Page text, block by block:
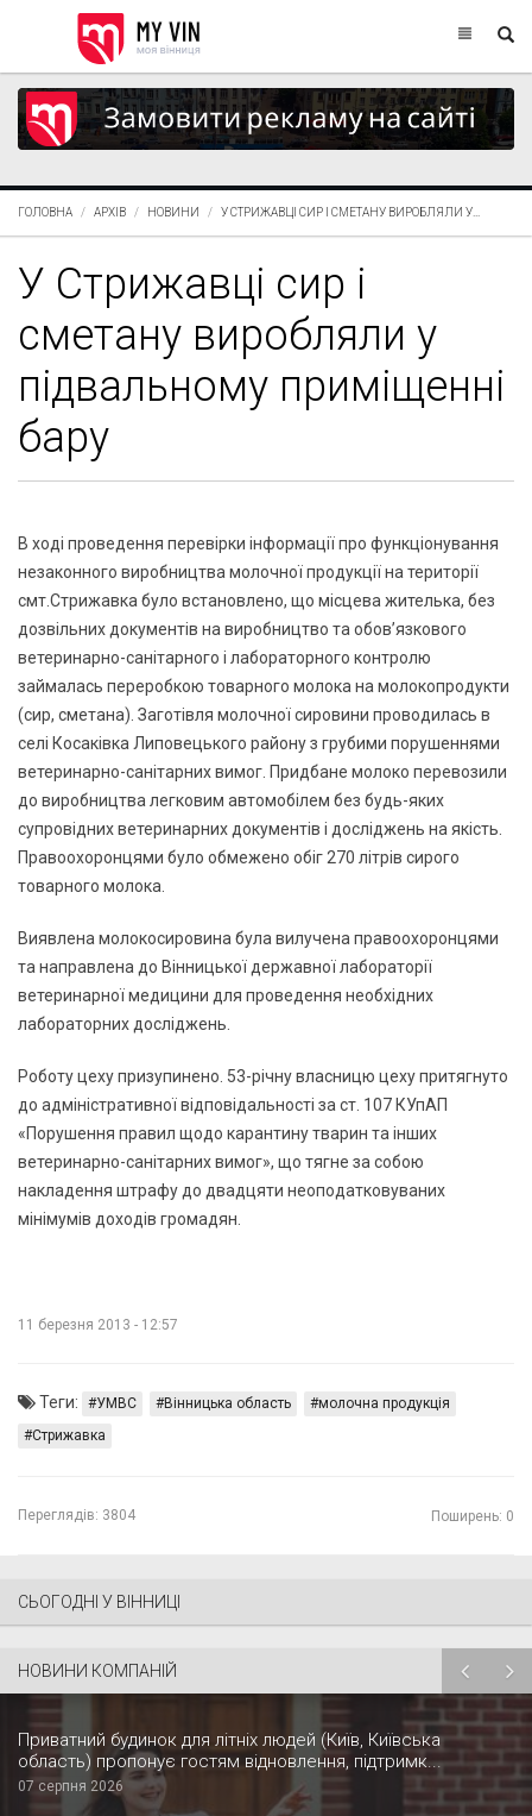
ГОЛОВНА АРХІВ НОВИНИ У СТРИЖАВЦІ СИР І СМЕТАНУ ВИРОБЛЯЛИ У...
У Стрижавці сир і
сметану виробляли у
підвальному приміщенні
бару
В ході проведення перевірки інформації про функціонування
незаконного виробництва молочної продукції на території
смт.Стрижавка було встановлено, що місцева жителька, без
дозвільних документів на виробництво та обов’язкового
ветеринарно-санітарного і лабораторного контролю
займалась переробкою товарного молока на молокопродукти
(сир, сметана). Заготівля молочної сировини проводилась в
селі Косаківка Липовецького району з грубими порушеннями
ветеринарно-санітарних вимог. Придбане молоко перевозили
до виробництва легковим автомобілем без будь-яких
супровідних ветеринарних документів і досліджень на якість.
Правоохоронцями було обмежено обіг 270 літрів сирого
товарного молока.
Виявлена молокосировина була вилучена правоохоронцями
та направлена до Вінницької державної лабораторії
ветеринарної медицини для проведення необхідних
лабораторних досліджень.
Роботу цеху призупинено. 53-річну власницю цеху притягнуто
до адміністративної відповідальності за ст. 107 КУпАП
«Порушення правил щодо карантину тварин та інших
ветеринарно-санітарних вимог», що тягне за собою
накладення штрафу до двадцяти неоподатковуваних
мінімумів доходів громадян.
11 березня 2013 - 12:57
Теги: УМВС Вінницька область
молочна продукція
Стрижавка
Переглядів: 3804 Поширень: 0
СЬОГОДНІ У ВІННИЦІ
НОВИНИ КОМПАНІЙ
Приватний будинок для літніх людей (Київ, Київська
область) пропонує гостям відновлення, підтримк...
07 серпня 2026